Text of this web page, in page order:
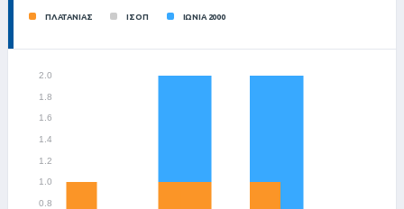
ΠΛΑΤΑΝΙΑΣ ΙΣΟΠ ΙΩΝΙΑ 2000